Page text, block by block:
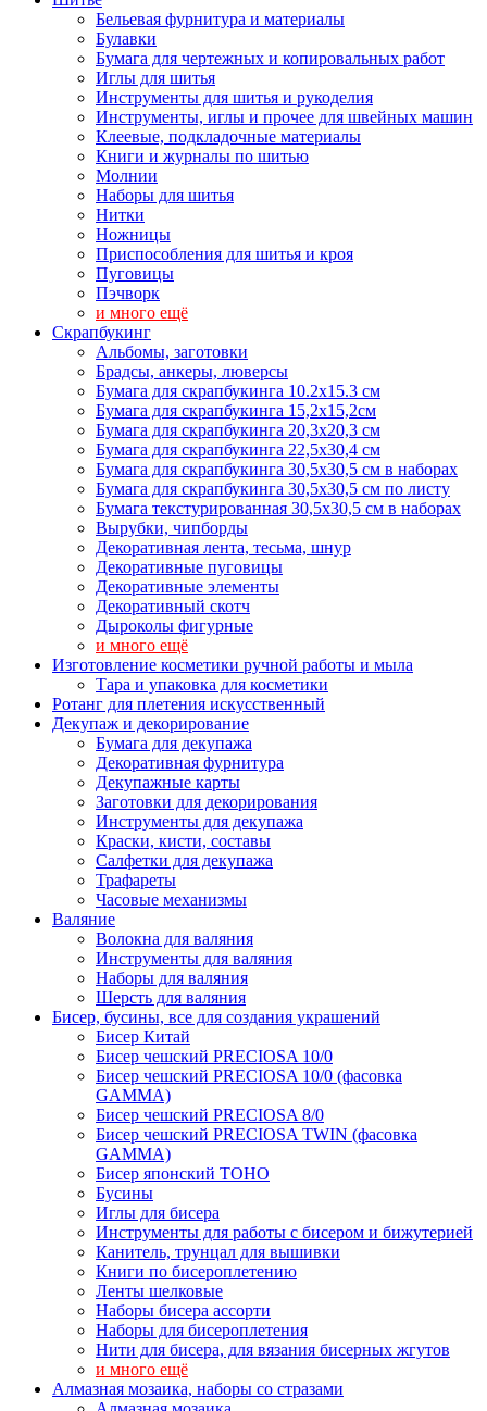
Бельевая фурнитура и материалы
Булавки
Бумага для чертежных и копировальных работ
Иглы для шитья
Инструменты для шитья и рукоделия
Инструменты, иглы и прочее для швейных машин
Клеевые, подкладочные материалы
Книги и журналы по шитью
Молнии
Наборы для шитья
Нитки
Ножницы
Приспособления для шитья и кроя
Пуговицы
Пэчворк
и много ещё
Скрапбукинг
Альбомы, заготовки
Брадсы, анкеры, люверсы
Бумага для скрапбукинга 10.2х15.3 см
Бумага для скрапбукинга 15,2х15,2см
Бумага для скрапбукинга 20,3х20,3 см
Бумага для скрапбукинга 22,5х30,4 см
Бумага для скрапбукинга 30,5х30,5 см в наборах
Бумага для скрапбукинга 30,5х30,5 см по листу
Бумага текстурированная 30,5х30,5 см в наборах
Вырубки, чипборды
Декоративная лента, тесьма, шнур
Декоративные пуговицы
Декоративные элементы
Декоративный скотч
Дыроколы фигурные
и много ещё
Изготовление косметики ручной работы и мыла
Тара и упаковка для косметики
Ротанг для плетения искусственный
Декупаж и декорирование
Бумага для декупажа
Декоративная фурнитура
Декупажные карты
Заготовки для декорирования
Инструменты для декупажа
Краски, кисти, составы
Салфетки для декупажа
Трафареты
Часовые механизмы
Валяние
Волокна для валяния
Инструменты для валяния
Наборы для валяния
Шерсть для валяния
Бисер, бусины, все для создания украшений
Бисер Китай
Бисер чешский PRECIOSA 10/0
Бисер чешский PRECIOSA 10/0 (фасовка
GAMMA)
Бисер чешский PRECIOSA 8/0
Бисер чешский PRECIOSA TWIN (фасовка
GAMMA)
Бисер японский TOHO
Бусины
Иглы для бисера
Инструменты для работы с бисером и бижутерией
Канитель, трунцал для вышивки
Книги по бисероплетению
Ленты шелковые
Наборы бисера ассорти
Наборы для бисероплетения
Нити для бисера, для вязания бисерных жгутов
и много ещё
Алмазная мозаика, наборы со стразами